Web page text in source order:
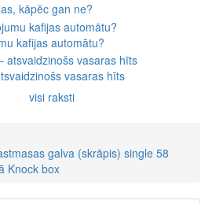
kāpēc gan ne?
kafijas automātu?
vasaras hīts
visi raksti
galva (skrāpis) single 58
Knock box